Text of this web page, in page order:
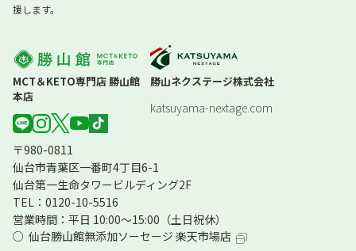
援します。
MCT＆KETO専門店 勝山館
本店
勝山ネクステージ株式会社
katsuyama-nextage.com
〒980-0811
仙台市青葉区一番町4丁目6-1
仙台第一生命タワービルディング2F
TEL：0120-10-5516
営業時間：平日 10:00～15:00（土日祝休）
仙台勝山館無添加ソーセージ 楽天市場店